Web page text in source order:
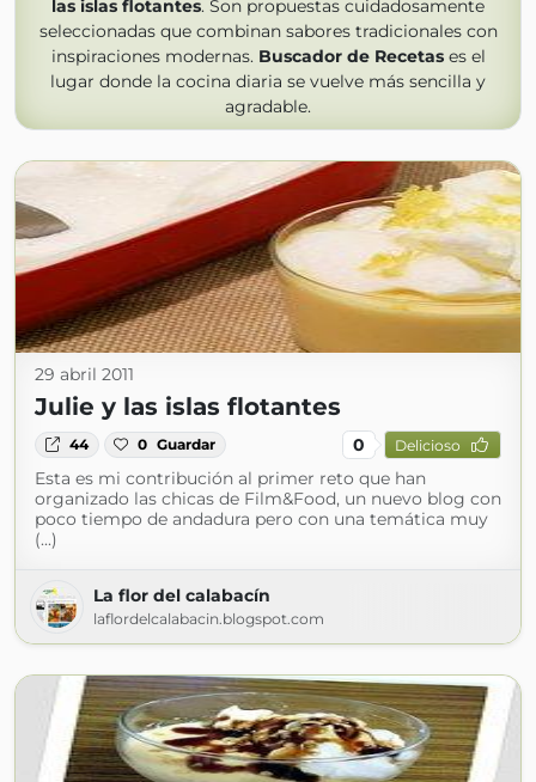
las islas flotantes. Son propuestas cuidadosamente
seleccionadas que combinan sabores tradicionales con
inspiraciones modernas. Buscador de Recetases el
lugar donde la cocina diaria se vuelve más sencilla y
agradable.
29 abril 2011
Julie y las islas flotantes
44 0 Guardar 0 Delicioso
Esta es mi contribución al primer reto que han
organizado las chicas de Film&Food, un nuevo blog con
poco tiempo de andadura pero con una temática muy
(...)
La flor del calabacín
laflordelcalabacin.blogspot.com